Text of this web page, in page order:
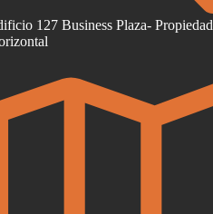
127 Business Plaza- Propiedad